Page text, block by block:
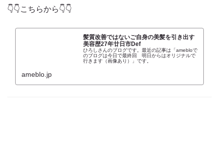
👇👇こちらから👇👇
髪質改善ではないご自身の美髪を引き出す
美容歴27年廿日市Def
ひろしさんのブログです。最近の記事は「amebloで
のブログは今日で最終回 明日からはオリジナルで
行きます（画像あり）」です。
ameblo.jp